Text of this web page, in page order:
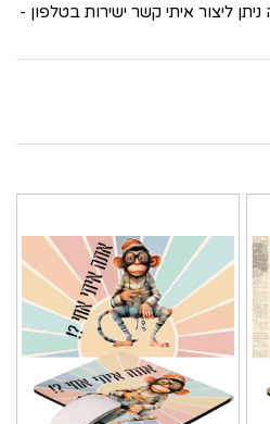
ליצור איתי קשר ישירות בטלפון -